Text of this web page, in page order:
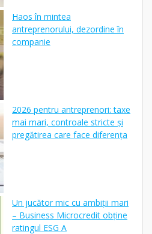
Haos în mintea
antreprenorului, dezordine în
companie
2026 pentru antreprenori: taxe
mai mari, controale stricte și
pregătirea care face diferența
Un jucător mic cu ambiții mari
– Business Microcredit obține
ratingul ESG A